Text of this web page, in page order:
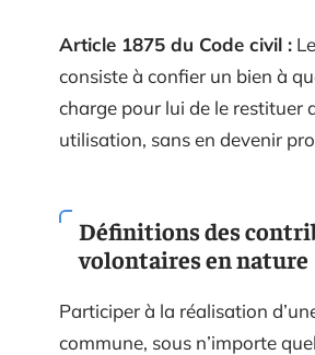
Article 1875 du Code civil :
consiste à confier un bien à
charge pour lui de le restituer
utilisation, sans en devenir
Définitions des
volontaires en nature
Participer à la réalisation
commune, sous n’importe